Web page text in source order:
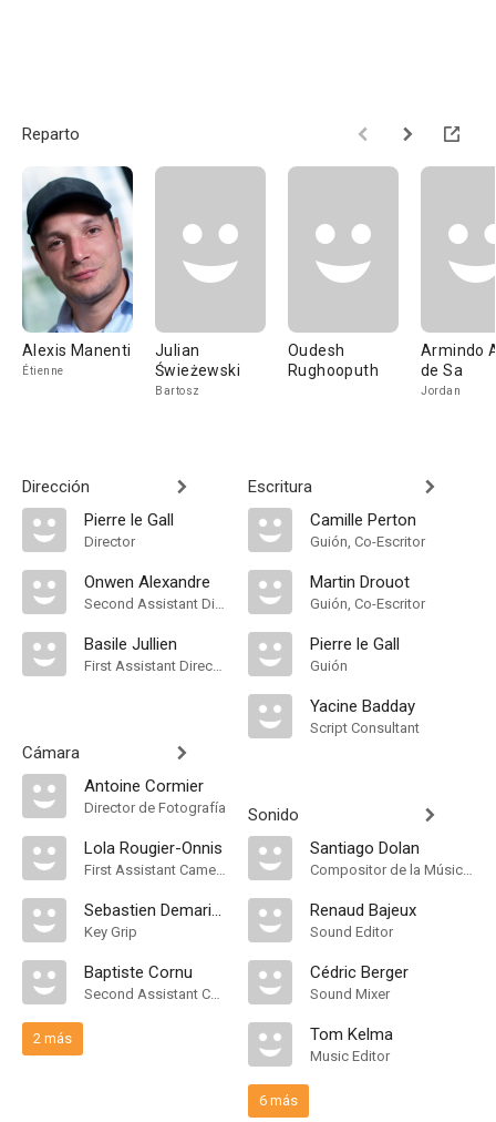
Reparto
Alexis Manenti
Étienne
Julian
Świeżewski
Bartosz
Oudesh
Rughooputh
Armindo
de Sa
Jordan
Dirección
Pierre le Gall
Director
Onwen Alexandre
Second Assistant Director
Basile Jullien
First Assistant Director
Cámara
Antoine Cormier
Director de Fotografía
Lola Rougier-Onnis
First Assistant Camera
Sebastien Demarigny
Key Grip
Baptiste Cornu
Second Assistant Camera
2 más
Escritura
Camille Perton
Guión, Co-Escritor
Martin Drouot
Guión, Co-Escritor
Pierre le Gall
Guión
Yacine Badday
Script Consultant
Sonido
Santiago Dolan
Compositor de la Música Original
Renaud Bajeux
Sound Editor
Cédric Berger
Sound Mixer
Tom Kelma
Music Editor
6 más